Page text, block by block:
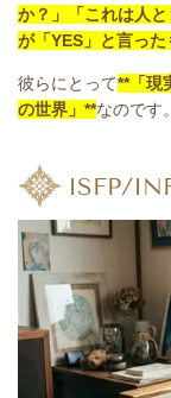
か？」「これは人
が「YES」と言った
彼らにとって**「現
の世界」**なのです。
ISFP/